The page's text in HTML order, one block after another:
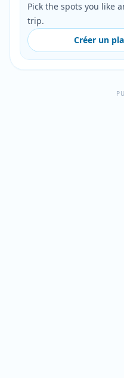
Pick the spots you like
trip.
Créer un